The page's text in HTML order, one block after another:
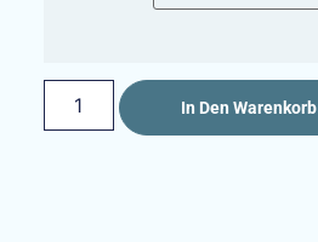
In Den Warenkorb